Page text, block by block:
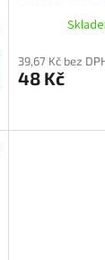
39,67 Kč bez
48 Kč